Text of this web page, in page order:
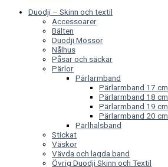
Duodji – Skinn och textil
Accessoarer
Bälten
Duodji Mössor
Nålhus
Påsar och säckar
Pärlor
Pärlarmband
Pärlarmband 17 cm
Pärlarmband 18 cm
Pärlarmband 19 cm
Pärlarmband 20 cm
Pärlhalsband
Stickat
Väskor
Vävda och lagda band
Övrig Duodji Skinn och Textil